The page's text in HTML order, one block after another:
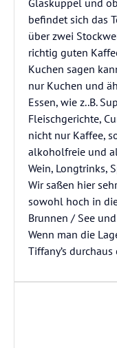
Glaskuppel und
befindet sich das
über zwei
richtig guten
Kuchen sagen
nur Kuchen und
Essen, wie z..B.
Fleischgerichte,
nicht nur Kaffee,
alkoholfreie und
Wein, Longtrinks,
Wir saßen hier
sowohl hoch in
Brunnen / See
Wenn man die
Tiffany’s durchaus